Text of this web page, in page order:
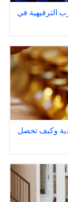
الترفيهية في
السعودية وكيف تحصل